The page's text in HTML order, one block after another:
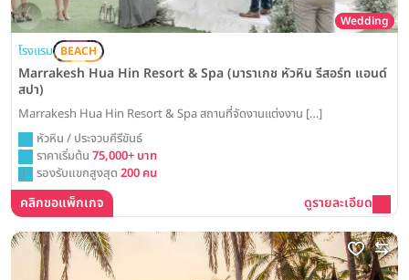
Wedding
โรงแรม BEACH
Marrakesh Hua Hin Resort & Spa (มาราเกช หัวหิน รีสอร์ท แอนด์
สปา)
Marrakesh Hua Hin Resort & Spa สถานที่จัดงานแต่งงาน […]
หัวหิน / ประจวบคีรีขันธ์
ราคาเริ่มต้น 75,000+ บาท
รองรับแขกสูงสุด 200 คน
คลิกขอแพ็กเกจ ดูรายละเอียด